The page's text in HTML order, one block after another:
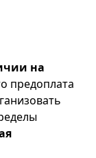
на
предоплата